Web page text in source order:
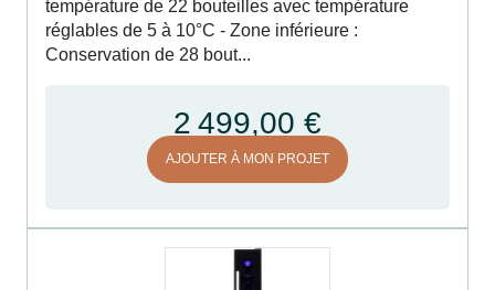
température de 22 bouteilles avec température
réglables de 5 à 10°C - Zone inférieure :
Conservation de 28 bout...
2 499,00 €
AJOUTER À MON PROJET